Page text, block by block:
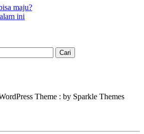
maju?
ini
Theme : by Sparkle Themes